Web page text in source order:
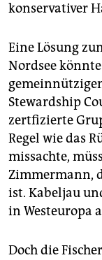
konservativer
Eine Lösung
Nordsee
Stewardship
zertfizierte
Regel wie das
missachte,
Zimmermann,
ist. Kabeljau
in Westeuropa
Doch die